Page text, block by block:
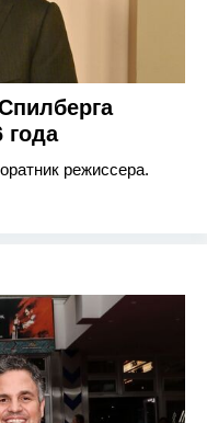
года
режиссера.